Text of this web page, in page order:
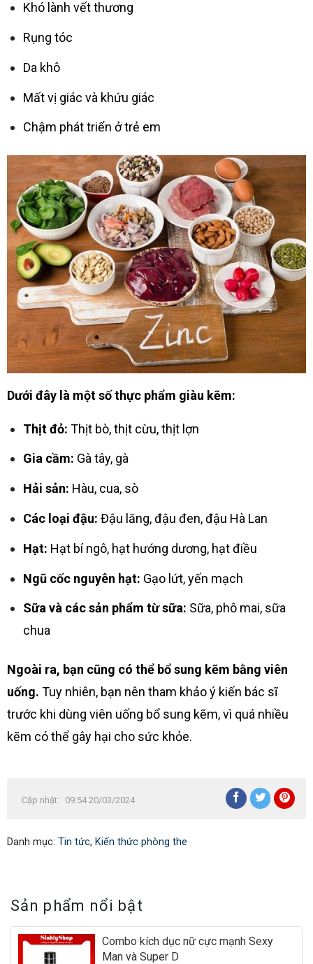
Khó lành vết thương
Rụng tóc
Da khô
Mất vị giác và khứu giác
Chậm phát triển ở trẻ em
Dưới đây là một số thực phẩm giàu kẽm:
Thịt đỏ: Thịt bò, thịt cừu, thịt lợn
Gia cầm: Gà tây, gà
Hải sản: Hàu, cua, sò
Các loại đậu: Đậu lăng, đậu đen, đậu Hà Lan
Hạt: Hạt bí ngô, hạt hướng dương, hạt điều
Ngũ cốc nguyên hạt: Gạo lứt, yến mạch
Sữa và các sản phẩm từ sữa: Sữa, phô mai, sữa
chua
Ngoài ra, bạn cũng có thể bổ sung kẽm bằng viên
uống. Tuy nhiên, bạn nên tham khảo ý kiến ​​bác sĩ
trước khi dùng viên uống bổ sung kẽm, vì quá nhiều
kẽm có thể gây hại cho sức khỏe.
Cập nhật: 09:54 20/03/2024
Danh mục: Tin tức, Kiến thức phòng the
Sản phẩm nổi bật
Combo kích dục nữ cực mạnh Sexy
Man và Super D